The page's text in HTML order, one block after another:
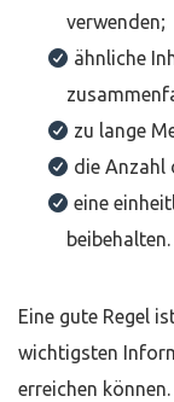
verwenden;
ähnliche
zu lange
die Anzahl
eine
beibehalten.
Eine gute Regel
wichtigsten
erreichen können.